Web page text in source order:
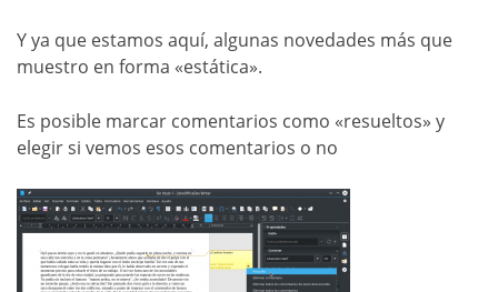
Y ya que estamos aquí, algunas novedades más que
muestro en forma «estática».
Es posible marcar comentarios como «resueltos» y
elegir si vemos esos comentarios o no